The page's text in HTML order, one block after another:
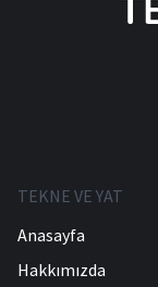
TEKNE VE YAT
Anasayfa
Hakkımızda